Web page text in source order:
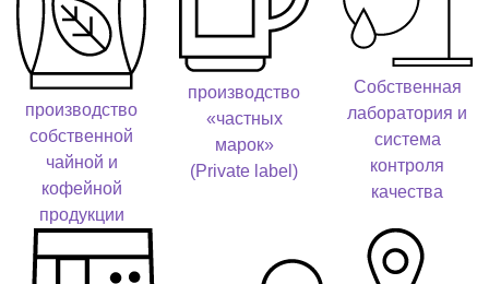
производство
собственной
чайной и
кофейной
продукции
производство
«частных
марок»
(Private label)
Собственная
лаборатория и
система
контроля
качества